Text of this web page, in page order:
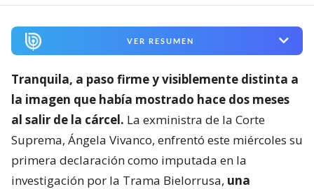
VER RESUMEN
Tranquila, a paso firme y visiblemente distinta a
la imagen que había mostrado hace dos meses
al salir de la cárcel. La exministra de la Corte
Suprema, Ángela Vivanco, enfrentó este miércoles su
primera declaración como imputada en la
investigación por la Trama Bielorrusa, una